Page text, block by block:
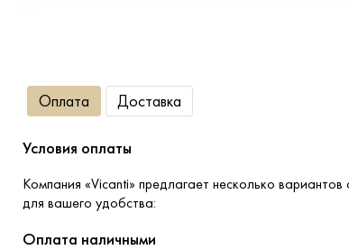
Оплата Доставка
Условия оплаты
Компания «Vicanti» предлагает несколько
для вашего удобства:
Оплата наличными